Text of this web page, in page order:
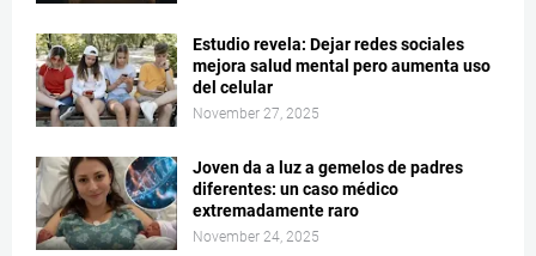
Estudio revela: Dejar redes sociales
mejora salud mental pero aumenta uso
del celular
November 27, 2025
Joven da a luz a gemelos de padres
diferentes: un caso médico
extremadamente raro
November 24, 2025